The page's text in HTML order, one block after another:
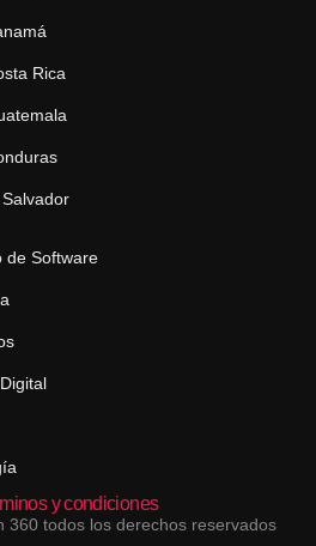
Rica
de Software
360 todos los derechos reservados
y condiciones